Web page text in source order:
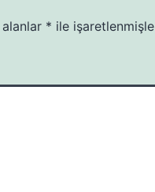
* ile